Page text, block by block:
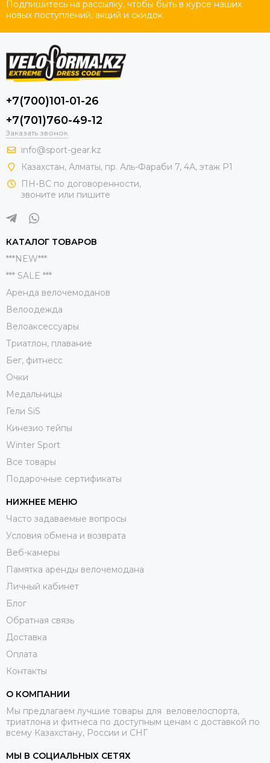
Подпишитесь на рассылку, чтобы быть в курсе наших
новых поступлений, акций и скидок.
+7(700)101-01-26
+7(701)760-49-12
Заказать звонок
info@sport-gear.kz
Казахстан, Алматы, пр. Аль-Фараби 7, 4А, этаж Р1
ПН-ВС по договоренности,
звоните или пишите
КАТАЛОГ ТОВАРОВ
***NEW***
*** SALE ***
Аренда велочемоданов
Велоодежда
Велоаксессуары
Триатлон, плавание
Бег, фитнесс
Очки
Медальницы
Гели SiS
Кинезио тейпы
Winter Sport
Все товары
Подарочные сертификаты
НИЖНЕЕ МЕНЮ
Часто задаваемые вопросы
Условия обмена и возврата
Веб-камеры
Памятка аренды велочемодана
Личный кабинет
Блог
Обратная связь
Доставка
Оплата
Контакты
О КОМПАНИИ
Мы предлагаем лучшие товары для веловелоспорта,
триатлона и фитнеса по доступным ценам с доставкой по
всему Казахстану, России и СНГ
МЫ В СОЦИАЛЬНЫХ СЕТЯХ